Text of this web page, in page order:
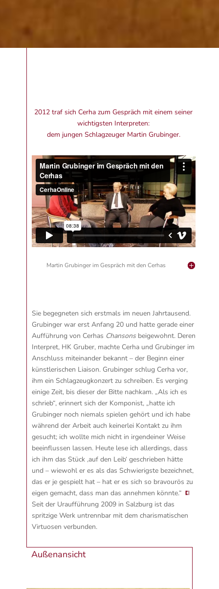
2012 traf sich Cerha zum Gespräch mit einem seiner
wichtigsten Interpreten:
dem jungen Schlagzeuger Martin Grubinger.
Martin Grubinger im Gespräch mit den Cerhas
Sie begegneten sich erstmals im neuen Jahrtausend.
Grubinger war erst Anfang 20 und hatte gerade einer
Aufführung von Cerhas Chansons beigewohnt. Deren
Interpret, HK Gruber, machte Cerha und Grubinger im
Anschluss miteinander bekannt – der Beginn einer
künstlerischen Liaison. Grubinger schlug Cerha vor,
ihm ein Schlagzeugkonzert zu schreiben. Es verging
einige Zeit, bis dieser der Bitte nachkam. „Als ich es
schrieb“, erinnert sich der Komponist, „hatte ich
Grubinger noch niemals spielen gehört und ich habe
während der Arbeit auch keinerlei Kontakt zu ihm
gesucht; ich wollte mich nicht in irgendeiner Weise
beeinflussen lassen. Heute lese ich allerdings, dass
ich ihm das Stück ‚auf den Leib‘ geschrieben hätte
und – wiewohl er es als das Schwierigste bezeichnet,
das er je gespielt hat – hat er es sich so bravourös zu
eigen gemacht, dass man das annehmen könnte.“
Seit der Uraufführung 2009 in Salzburg ist das
spritzige Werk untrennbar mit dem charismatischen
Virtuosen verbunden.
Außenansicht